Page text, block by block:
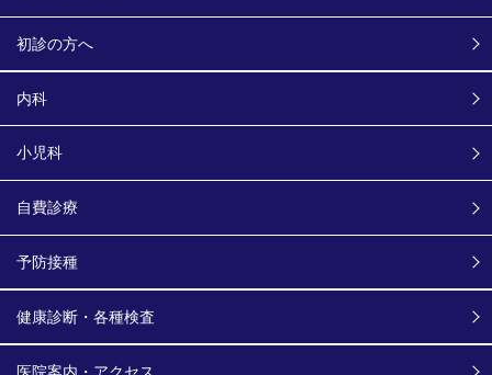
初診の方へ
内科
小児科
自費診療
予防接種
健康診断・各種検査
医院案内・アクセス